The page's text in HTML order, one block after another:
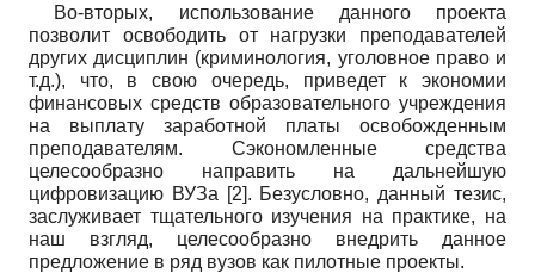
Во-вторых, использование данного проекта
позволит освободить от нагрузки преподавателей
других дисциплин (криминология, уголовное право и
т.д.), что, в свою очередь, приведет к экономии
финансовых средств образовательного учреждения
на выплату заработной платы освобожденным
преподавателям. Сэкономленные средства
целесообразно направить на дальнейшую
цифровизацию ВУЗа [2]. Безусловно, данный тезис,
заслуживает тщательного изучения на практике, на
наш взгляд, целесообразно внедрить данное
предложение в ряд вузов как пилотные проекты.